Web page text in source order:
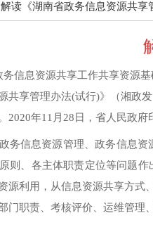
解读《湖南省政务信息资源共享
信息资源共享工作共享资源
共享管理办法(试行)》（湘政
2020年11月28日，省人民政
务信息资源管理、政务信息
则、各主体职责定位等问题
源利用，从信息资源共享方式
门职责、考核评价、运维管理